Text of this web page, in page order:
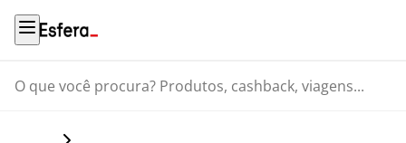
O que você procura? Produtos, cashback, viagens...